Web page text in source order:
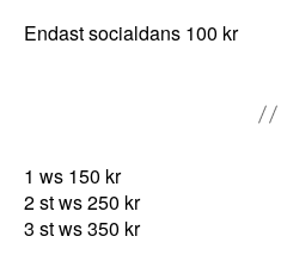
Endast socialdans 100 kr
1 ws 150 kr
2 st ws 250 kr
3 st ws 350 kr
e
u
d
t